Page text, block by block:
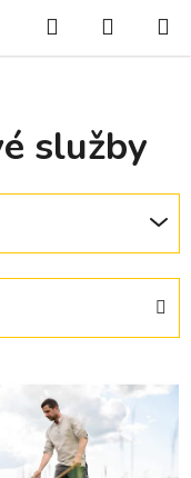
Hľadať
KOŠÍK
služby